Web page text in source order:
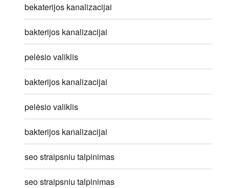
bekaterijos kanalizacijai
bakterijos kanalizacijai
pelėsio valiklis
bakterijos kanalizacijai
pelėsio valiklis
bakterijos kanalizacijai
seo straipsniu talpinimas
seo straipsniu talpinimas